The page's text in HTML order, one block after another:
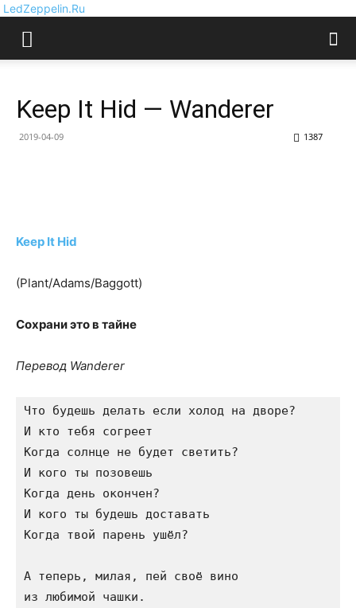
LedZeppelin.Ru
Keep It Hid — Wanderer
2019-04-09 1387
Keep It Hid
(Plant/Adams/Baggott)
Сохрани это в тайне
Перевод Wanderer
Что будешь делать если холод на дворе?
И кто тебя согреет
Когда солнце не будет светить?
И кого ты позовешь
Когда день окончен?
И кого ты будешь доставать
Когда твой парень ушёл?
А теперь, милая, пей своё вино
из любимой чашки.